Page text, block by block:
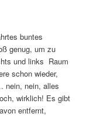
buntes
genug, um zu
und links Raum
schon wieder,
nein, nein, alles
wirklich! Es gibt
entfernt,